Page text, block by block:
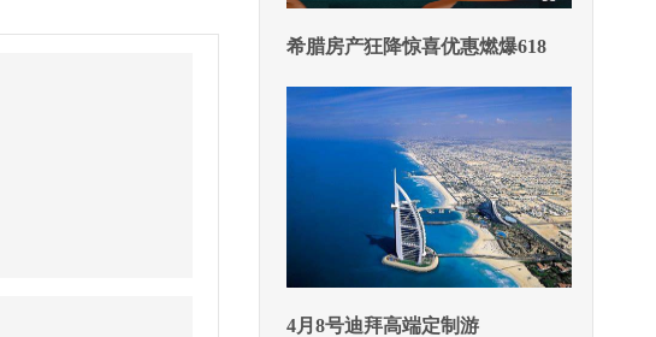
希腊房产狂降惊喜优惠燃爆618
4月8号迪拜高端定制游